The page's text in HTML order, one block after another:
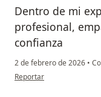
Dentro de mi
profesional,
confianza
2 de febrero de 2026 •
en opinión del usuario
Reportar